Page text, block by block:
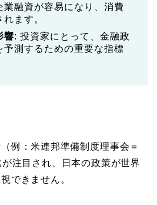
業融資が容易になり、消費
ます。
響: 投資家にとって、金融政
予測するための重要な指標
例：米連邦準備制度理事会＝
注目され、日本の政策が世界
できません。